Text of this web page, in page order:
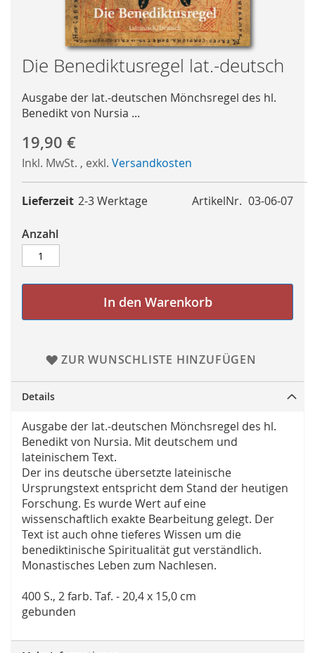
Skip
to
the
beginning
of
the
images
gallery
Die Benediktusregel lat.-deutsch
Ausgabe der lat.-deutschen Mönchsregel des hl.
Benedikt von Nursia ...
19,90 €
Inkl. MwSt. , exkl. Versandkosten
ArtikelNr. 03-06-07
Lieferzeit 2-3 Werktage
Anzahl
In den Warenkorb
ZUR WUNSCHLISTE HINZUFÜGEN
Details
Ausgabe der lat.-deutschen Mönchsregel des hl.
Benedikt von Nursia. Mit deutschem und
lateinischem Text.
Der ins deutsche übersetzte lateinische
Ursprungstext entspricht dem Stand der heutigen
Forschung. Es wurde Wert auf eine
wissenschaftlich exakte Bearbeitung gelegt. Der
Text ist auch ohne tieferes Wissen um die
benediktinische Spiritualität gut verständlich.
Monastisches Leben zum Nachlesen.
400 S., 2 farb. Taf. - 20,4 x 15,0 cm
gebunden